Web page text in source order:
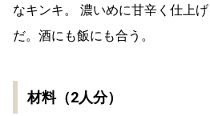
なキンキ。 濃いめに甘辛く仕上
だ。酒にも飯にも合う。
材料（2人分）